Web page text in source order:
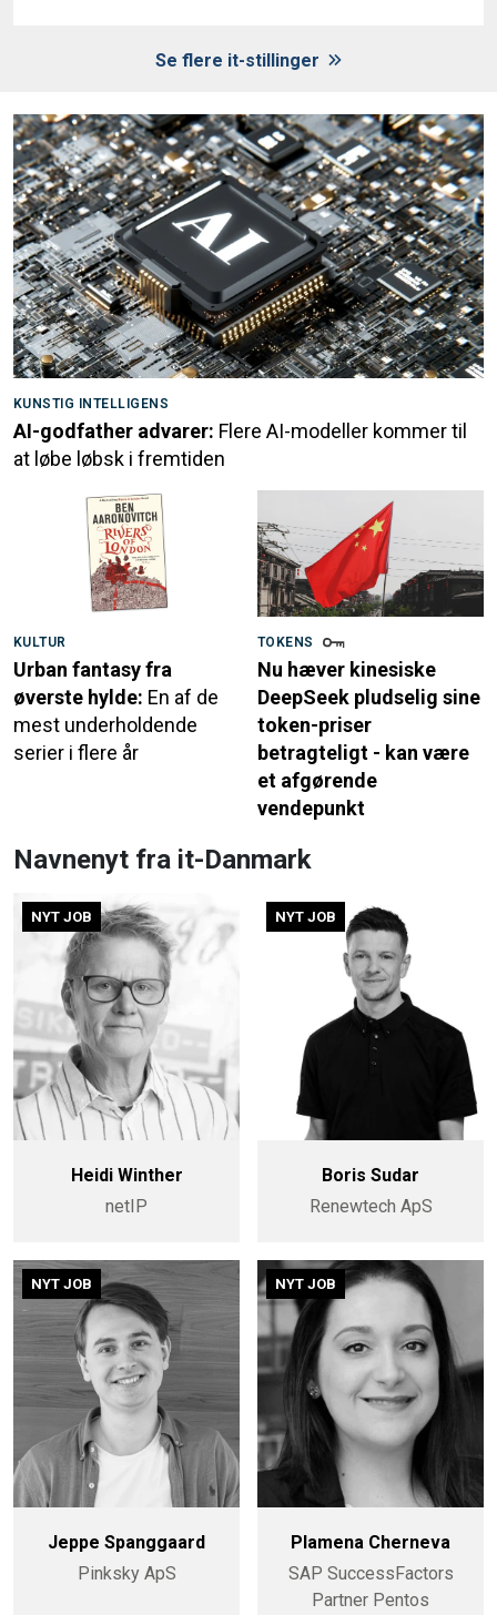
Se flere it-stillinger
KUNSTIG INTELLIGENS
AI-godfather advarer: Flere AI-modeller kommer til
at løbe løbsk i fremtiden
KULTUR
Urban fantasy fra
øverste hylde: En af de
mest underholdende
serier i flere år
TOKENS
Nu hæver kinesiske
DeepSeek pludselig sine
token-priser
betragteligt - kan være
et afgørende
vendepunkt
Navnenyt fra it-Danmark
NYT JOB
Heidi Winther
netIP
NYT JOB
Boris Sudar
Renewtech ApS
NYT JOB
Jeppe Spanggaard
Pinksky ApS
NYT JOB
Plamena Cherneva
SAP SuccessFactors
Partner Pentos